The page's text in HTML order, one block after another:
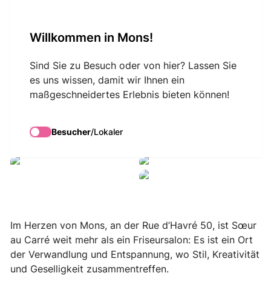
Willkommen in Mons!
Sind Sie zu Besuch oder von hier? Lassen Sie
es uns wissen, damit wir Ihnen ein
maßgeschneidertes Erlebnis bieten können!
Besucher/Lokaler
Sœur au Carré
Im Herzen von Mons, an der Rue d’Havré 50, ist Sœur
au Carré weit mehr als ein Friseursalon: Es ist ein Ort
der Verwandlung und Entspannung, wo Stil, Kreativität
und Geselligkeit zusammentreffen.